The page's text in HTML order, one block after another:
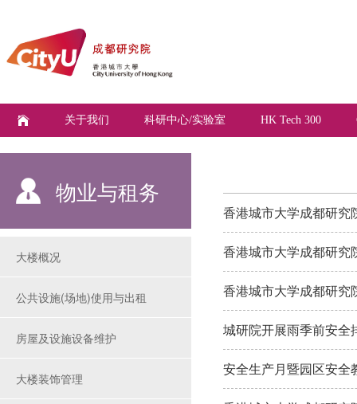
关于我们 科研中心/实验室 HK Tech 300
物业与租务
大楼概况
公共设施(场地)使用与出租
房屋及设施设备维护
大楼装饰管理
香港城市大学成都研究
香港城市大学成都研究
香港城市大学成都研究
城研院开展雨季前安全
安全生产月暨园区安全